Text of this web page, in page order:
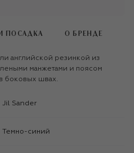
ПОСАДКА О БРЕНДЕ
английской резинкой из
манжетами и поясом
боковых швах.
Jil Sander
Темно-синий